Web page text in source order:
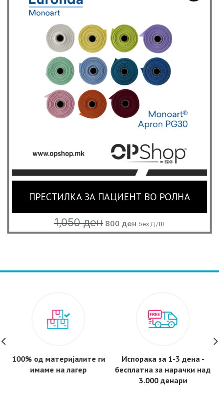
ПРЕСТИЛКА ЗА ПАЦИЕНТ ВО РОЛНА
1,050ден Original
price
800 ден Current
price
без ДДВ
100% од материјалите ги
имаме на лагер
Испорака за 1-3 дена -
бесплатнa за нарачки над
3.000 денари